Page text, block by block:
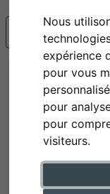
Nous
expérience
pour vous
pour
pour
visiteurs.
populaire